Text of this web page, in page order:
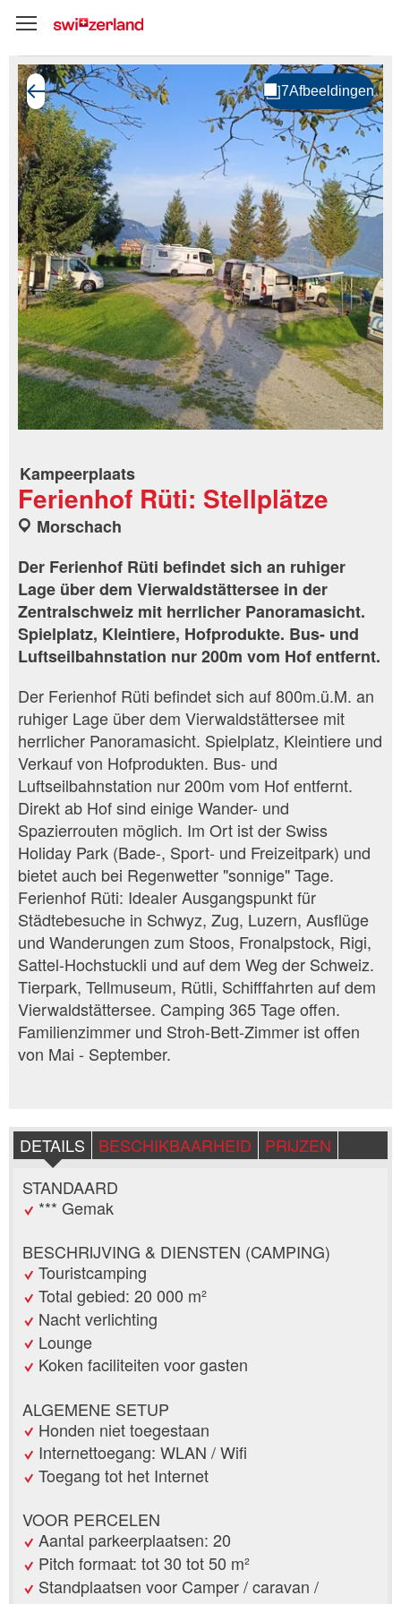
Kampeerplaats
Ferienhof Rüti: Stellplätze
Morschach
Der Ferienhof Rüti befindet sich an ruhiger
Lage über dem Vierwaldstättersee in der
Zentralschweiz mit herrlicher Panoramasicht.
Spielplatz, Kleintiere, Hofprodukte. Bus- und
Luftseilbahnstation nur 200m vom Hof entfernt.
Der Ferienhof Rüti befindet sich auf 800m.ü.M. an
ruhiger Lage über dem Vierwaldstättersee mit
herrlicher Panoramasicht. Spielplatz, Kleintiere und
Verkauf von Hofprodukten. Bus- und
Luftseilbahnstation nur 200m vom Hof entfernt.
Direkt ab Hof sind einige Wander- und
Spazierrouten möglich. Im Ort ist der Swiss
Holiday Park (Bade-, Sport- und Freizeitpark) und
bietet auch bei Regenwetter "sonnige" Tage.
Ferienhof Rüti: Idealer Ausgangspunkt für
Städtebesuche in Schwyz, Zug, Luzern, Ausflüge
und Wanderungen zum Stoos, Fronalpstock, Rigi,
Sattel-Hochstuckli und auf dem Weg der Schweiz.
Tierpark, Tellmuseum, Rütli, Schifffahrten auf dem
Vierwaldstättersee. Camping 365 Tage offen.
Familienzimmer und Stroh-Bett-Zimmer ist offen
von Mai - September.
DETAILS BESCHIKBAARHEID
PRIJZEN
STANDAARD
*** Gemak
BESCHRIJVING & DIENSTEN (CAMPING)
Touristcamping
Total gebied: 20 000 m²
Nacht verlichting
Lounge
Koken faciliteiten voor gasten
ALGEMENE SETUP
Honden niet toegestaan
Internettoegang: WLAN / Wifi
Toegang tot het Internet
VOOR PERCELEN
Aantal parkeerplaatsen: 20
Pitch formaat: tot 30 tot 50 m²
Standplaatsen voor Camper / caravan /